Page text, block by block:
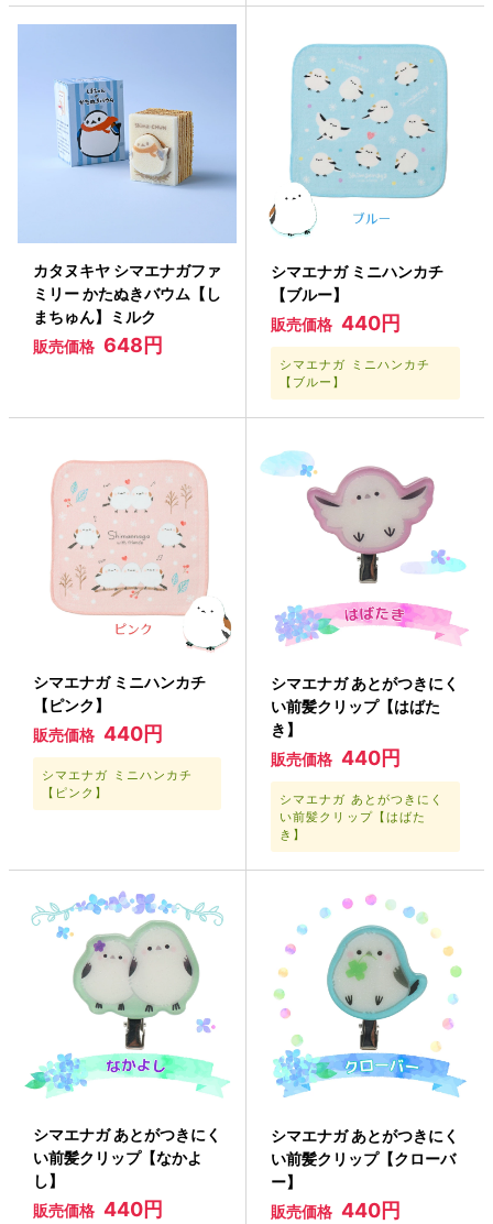
カタヌキヤ シマエナガファ
ミリー かたぬきバウム【し
まちゅん】ミルク
販売価格 648円
シマエナガ ミニハンカチ
【ブルー】
販売価格 440円
シマエナガ ミニハンカチ
【ブルー】
シマエナガ ミニハンカチ
【ピンク】
販売価格 440円
シマエナガ ミニハンカチ
【ピンク】
シマエナガ あとがつきにく
い前髪クリップ【はばた
き】
販売価格 440円
シマエナガ あとがつきにく
い前髪クリップ【はばた
き】
シマエナガ あとがつきにく
い前髪クリップ【なかよ
し】
販売価格 440円
シマエナガ あとがつきにく
い前髪クリップ【クローバ
ー】
販売価格 440円